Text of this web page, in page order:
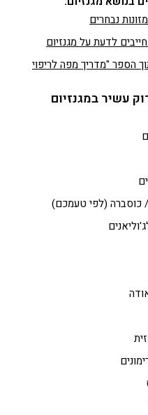
נבחרים
הספר "מדריך מפה לריפוי
עשיר במגנזיום
/ כוסברה (לפי טעמכם)